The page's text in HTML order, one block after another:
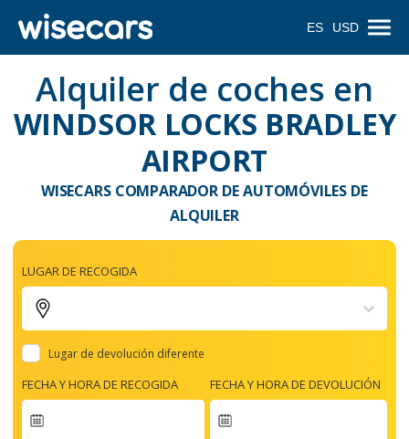
ES USD
Alquiler de coches en
WINDSOR LOCKS BRADLEY
AIRPORT
WISECARS COMPARADOR DE AUTOMÓVILES DE
ALQUILER
LUGAR DE RECOGIDA
Lugar de devolución diferente
FECHA Y HORA DE RECOGIDA FECHA Y HORA DE DEVOLUCIÓN